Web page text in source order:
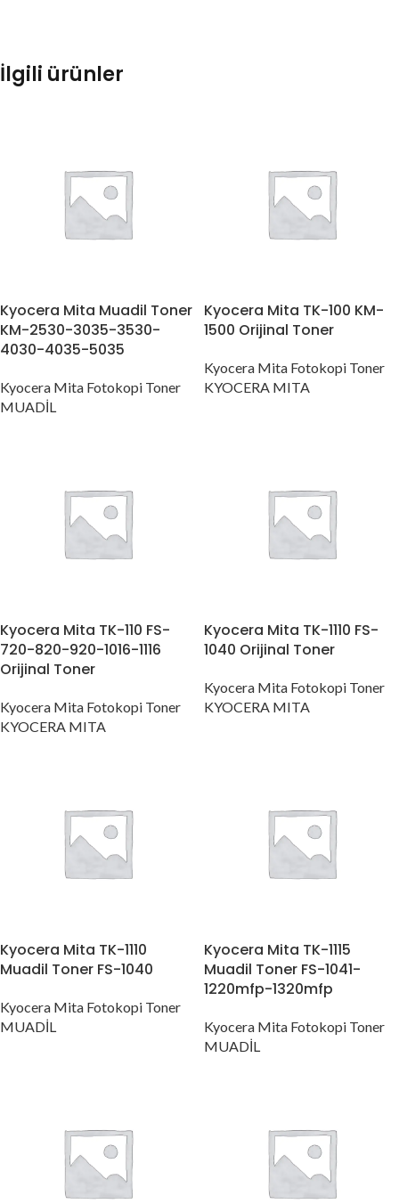
İlgili ürünler
Kyocera Mita Muadil Toner
KM-2530-3035-3530-
4030-4035-5035
Kyocera Mita Fotokopi Toner
MUADİL
Kyocera Mita TK-100 KM-
1500 Orijinal Toner
Kyocera Mita Fotokopi Toner
KYOCERA MITA
Kyocera Mita TK-110 FS-
720-820-920-1016-1116
Orijinal Toner
Kyocera Mita Fotokopi Toner
KYOCERA MITA
Kyocera Mita TK-1110 FS-
1040 Orijinal Toner
Kyocera Mita Fotokopi Toner
KYOCERA MITA
Kyocera Mita TK-1110
Muadil Toner FS-1040
Kyocera Mita Fotokopi Toner
MUADİL
Kyocera Mita TK-1115
Muadil Toner FS-1041-
1220mfp-1320mfp
Kyocera Mita Fotokopi Toner
MUADİL